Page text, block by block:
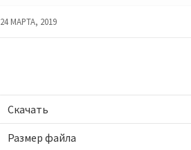
ДАТА
24 МАРТА, 2019
Скачать
Размер файла